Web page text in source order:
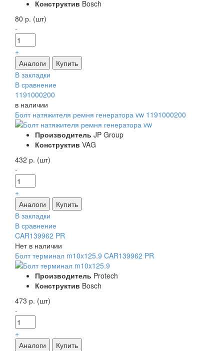
Конструктив Bosch
80 р. (шт)
-
+
В закладки
В сравнение
1191000200
в наличии
Болт натяжителя ремня генератора vw 1191000200
Производитель JP Group
Конструктив VAG
432 р. (шт)
-
+
В закладки
В сравнение
CAR139962 PR
Нет в наличии
Болт терминал m10x125.9 CAR139962 PR
Производитель Protech
Конструктив Bosch
473 р. (шт)
-
+